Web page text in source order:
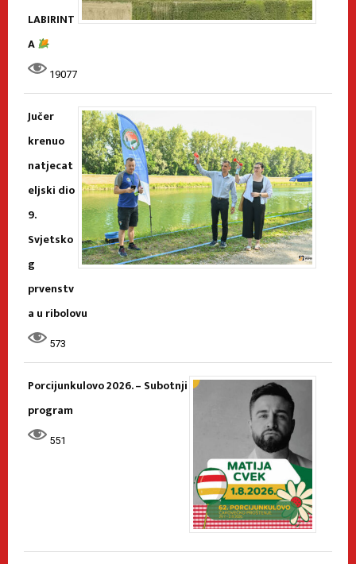
LABIRINT
A
19077
Jučer
krenuo
natjecat
eljski dio
9.
Svjetsko
g
prvenstv
a u ribolovu
573
Porcijunkulovo 2026. – Subotnji
program
551